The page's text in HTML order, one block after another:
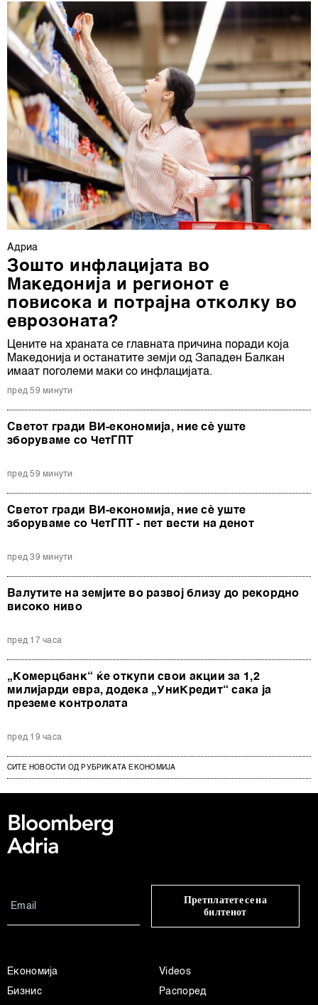
деталите“. Согласноста можете во кој било момент да
ја повлечете без негативни последици.
Адриа
Зошто инфлацијата во
Македонија и регионот е
повисока и потрајна отколку во
еврозоната?
Цените на храната се главната причина поради која
Македонија и останатите земји од Западен Балкан
имаат поголеми маки со инфлацијата.
пред 59 минути
Светот гради ВИ-економија, ние сè уште
зборуваме со ЧетГПТ
пред 59 минути
Светот гради ВИ-економија, ние сè уште
зборуваме со ЧетГПТ - пет вести на денот
пред 39 минути
Валутите на земјите во развој близу до рекордно
високо ниво
пред 17 часа
„Комерцбанк“ ќе откупи свои акции за 1,2
милијарди евра, додека „УниКредит“ сака ја
преземе контролата
пред 19 часа
СИТЕ НОВОСТИ ОД РУБРИКАТА ЕКОНОМИЈА
Претплатете се на
билтенот
Економија
Бизнис
Videos
Распоред